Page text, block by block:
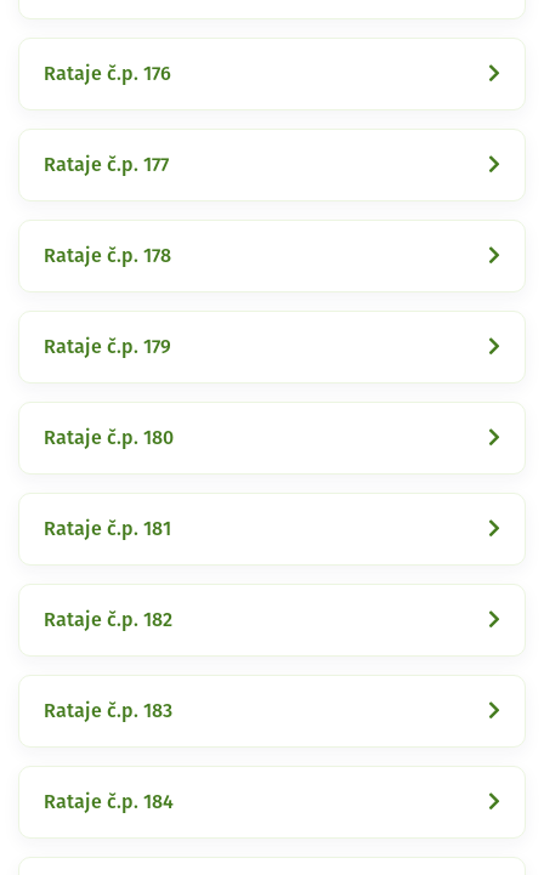
Rataje č.p. 176
Rataje č.p. 177
Rataje č.p. 178
Rataje č.p. 179
Rataje č.p. 180
Rataje č.p. 181
Rataje č.p. 182
Rataje č.p. 183
Rataje č.p. 184